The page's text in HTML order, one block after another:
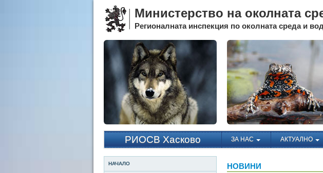
Министерство на околната
Регионалната инспекция по околната среда и
РИОСВ Хасково ЗА НАС АКТУАЛНО
НАЧАЛО НОВИНИ